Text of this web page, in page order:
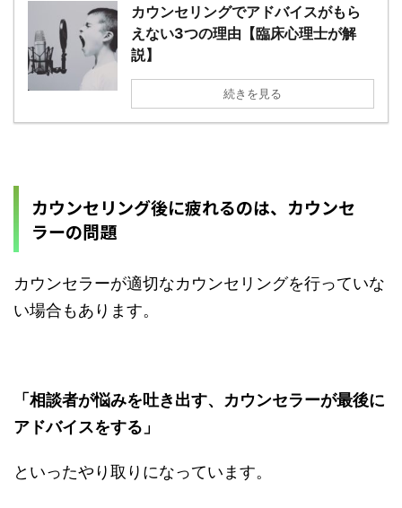
カウンセリングでアドバイスがもら
えない3つの理由【臨床心理士が解
説】
続きを見る
カウンセリング後に疲れるのは、カウンセ
ラーの問題
カウンセラーが適切なカウンセリングを行っていな
い場合もあります。
「相談者が悩みを吐き出す、カウンセラーが最後に
アドバイスをする」
といったやり取りになっています。